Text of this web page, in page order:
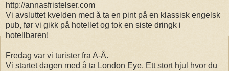
http://annasfristelser.com
Vi avsluttet kvelden med å ta en pint på en klassisk engelsk
pub, før vi gikk på hotellet og tok en siste dringk i
hotellbaren!
Fredag var vi turister fra A-Å.
Vi startet dagen med å ta London Eye. Ett stort hjul hvor du